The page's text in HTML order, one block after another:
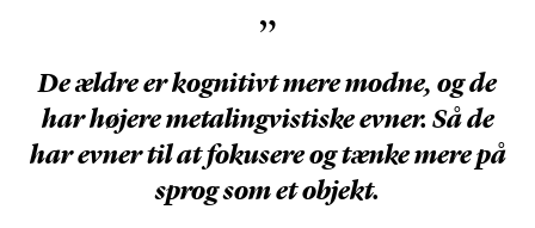
”
De ældre er kognitivt mere modne, og de
har højere metalingvistiske evner. Så de
har evner til at fokusere og tænke mere på
sprog som et objekt.